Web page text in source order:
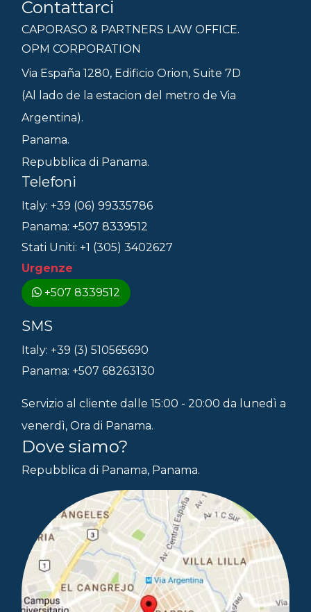
Contattarci
CAPORASO & PARTNERS LAW OFFICE.
OPM CORPORATION
Via España 1280, Edificio Orion, Suite 7D
(Al lado de la estacion del metro de Via
Argentina).
Panama.
Repubblica di Panama.
Telefoni
Italy: +39 (06) 99335786
Panama: +507 8339512
Stati Uniti: +1 (305) 3402627
Urgenze
+507 8339512
SMS
Italy: +39 (3) 510565690
Panama: +507 68263130
Servizio al cliente dalle 15:00 - 20:00 da lunedì a
venerdì, Ora di Panama.
Dove siamo?
Repubblica di Panama, Panama.